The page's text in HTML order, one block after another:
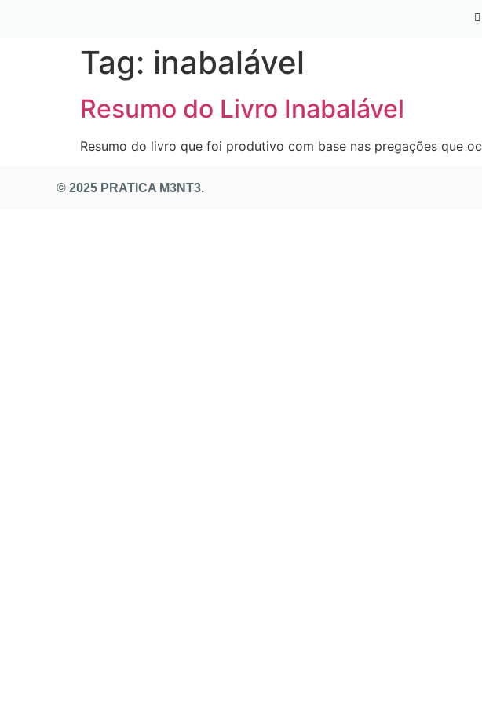
Tag: inabalável
Resumo do Livro Inabalável
Resumo do livro que foi produtivo com base nas pregações que
© 2025 PRATICA M3NT3.